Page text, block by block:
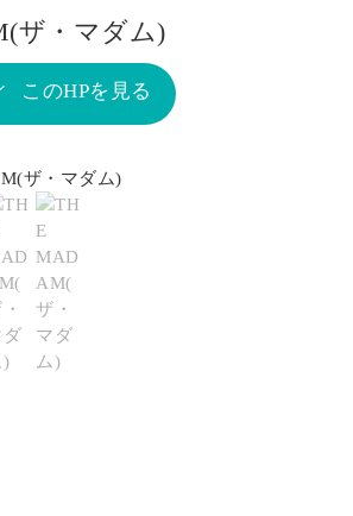
ザ・マダム)
このHPを見る